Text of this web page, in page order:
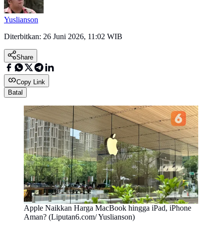
Yuslianson
Diterbitkan: 26 Juni 2026, 11:02 WIB
Share
Copy Link
Batal
Apple Naikkan Harga MacBook hingga iPad, iPhone
Aman? (Liputan6.com/ Yuslianson)